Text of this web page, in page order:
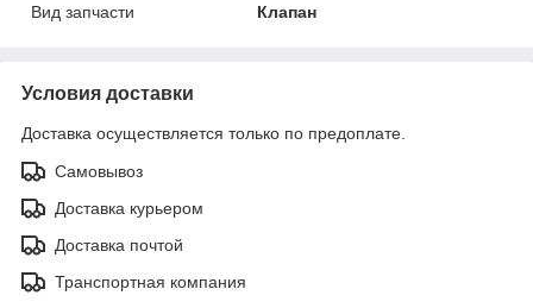
Вид запчасти
Клапан
Условия доставки
Доставка осуществляется только по предоплате.
Самовывоз
Доставка курьером
Доставка почтой
Транспортная компания